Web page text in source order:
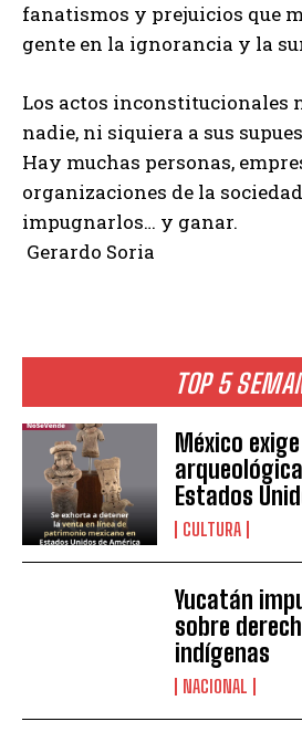
TOP 5
México
Estados
CULTURA
Yucatán
sobre
indígenas
NACIONAL
fanatismos y prejuicios que
gente en la ignorancia y la
Los actos inconstitucionales
nadie, ni siquiera a sus
Hay muchas personas,
organizaciones de la
impugnarlos… y ganar.
Gerardo Soria